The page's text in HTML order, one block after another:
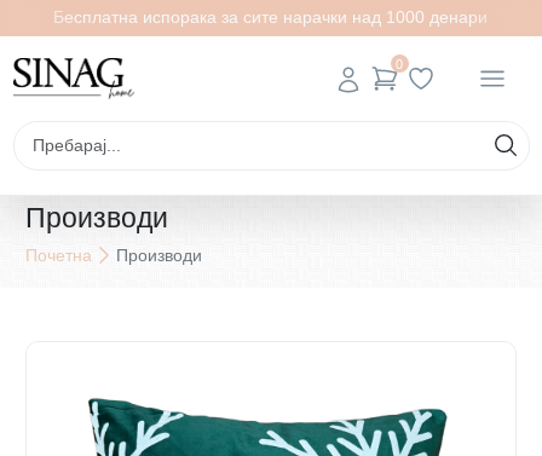
Бесплатна испорака за сите нарачки над 1000 денари
0
Производи
Почетна Производи